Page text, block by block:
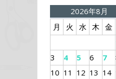
2026年8月
月
火 水 木 金
3
4 5 6 7
10 11 12 13 14